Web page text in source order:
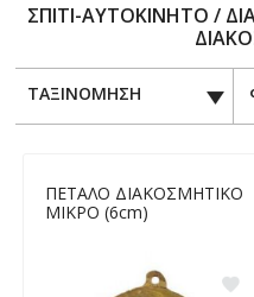
ΣΠΙΤΙ-ΑΥΤΟΚΙΝΗΤΟ /
ΤΑΞΙΝΟΜΗΣΗ
ΠΕΤΑΛΟ ΔΙΑΚΟΣΜΗΤΙΚΟ
ΜΙΚΡΟ (6cm)